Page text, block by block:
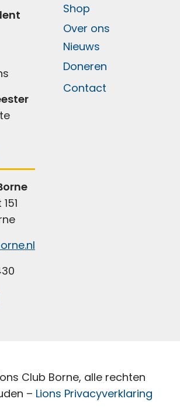
Shop
Over ons
Nieuws
Doneren
Contact
Club Borne, alle rechten
– Lions Privacyverklaring